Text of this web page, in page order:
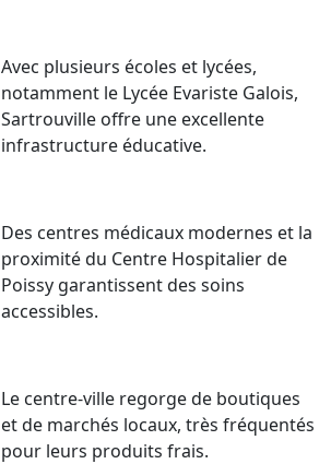
Avec plusieurs écoles et lycées,
notamment le Lycée Evariste Galois,
Sartrouville offre une excellente
infrastructure éducative.
Des centres médicaux modernes et la
proximité du Centre Hospitalier de
Poissy garantissent des soins
accessibles.
Le centre-ville regorge de boutiques
et de marchés locaux, très fréquentés
pour leurs produits frais.